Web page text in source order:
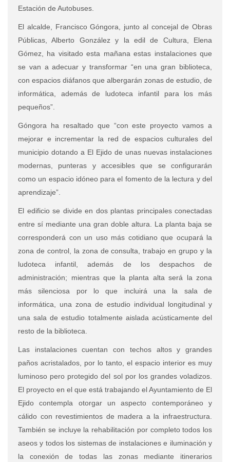
Estación de Autobuses.
El alcalde, Francisco Góngora, junto al concejal de Obras
Públicas, Alberto González y la edil de Cultura, Elena
Gómez, ha visitado esta mañana estas instalaciones que
se van a adecuar y transformar “en una gran biblioteca,
con espacios diáfanos que albergarán zonas de estudio, de
informática, además de ludoteca infantil para los más
pequeños”.
Góngora ha resaltado que “con este proyecto vamos a
mejorar e incrementar la red de espacios culturales del
municipio dotando a El Ejido de unas nuevas instalaciones
modernas, punteras y accesibles que se configurarán
como un espacio idóneo para el fomento de la lectura y del
aprendizaje”.
El edificio se divide en dos plantas principales conectadas
entre sí mediante una gran doble altura. La planta baja se
corresponderá con un uso más cotidiano que ocupará la
zona de control, la zona de consulta, trabajo en grupo y la
ludoteca infantil, además de los despachos de
administración; mientras que la planta alta será la zona
más silenciosa por lo que incluirá una la sala de
informática, una zona de estudio individual longitudinal y
una sala de estudio totalmente aislada acústicamente del
resto de la biblioteca.
Las instalaciones cuentan con techos altos y grandes
paños acristalados, por lo tanto, el espacio interior es muy
luminoso pero protegido del sol por los grandes voladizos.
El proyecto en el que está trabajando el Ayuntamiento de El
Ejido contempla otorgar un aspecto contemporáneo y
cálido con revestimientos de madera a la infraestructura.
También se incluye la rehabilitación por completo todos los
aseos y todos los sistemas de instalaciones e iluminación y
la conexión de todas las zonas mediante itinerarios